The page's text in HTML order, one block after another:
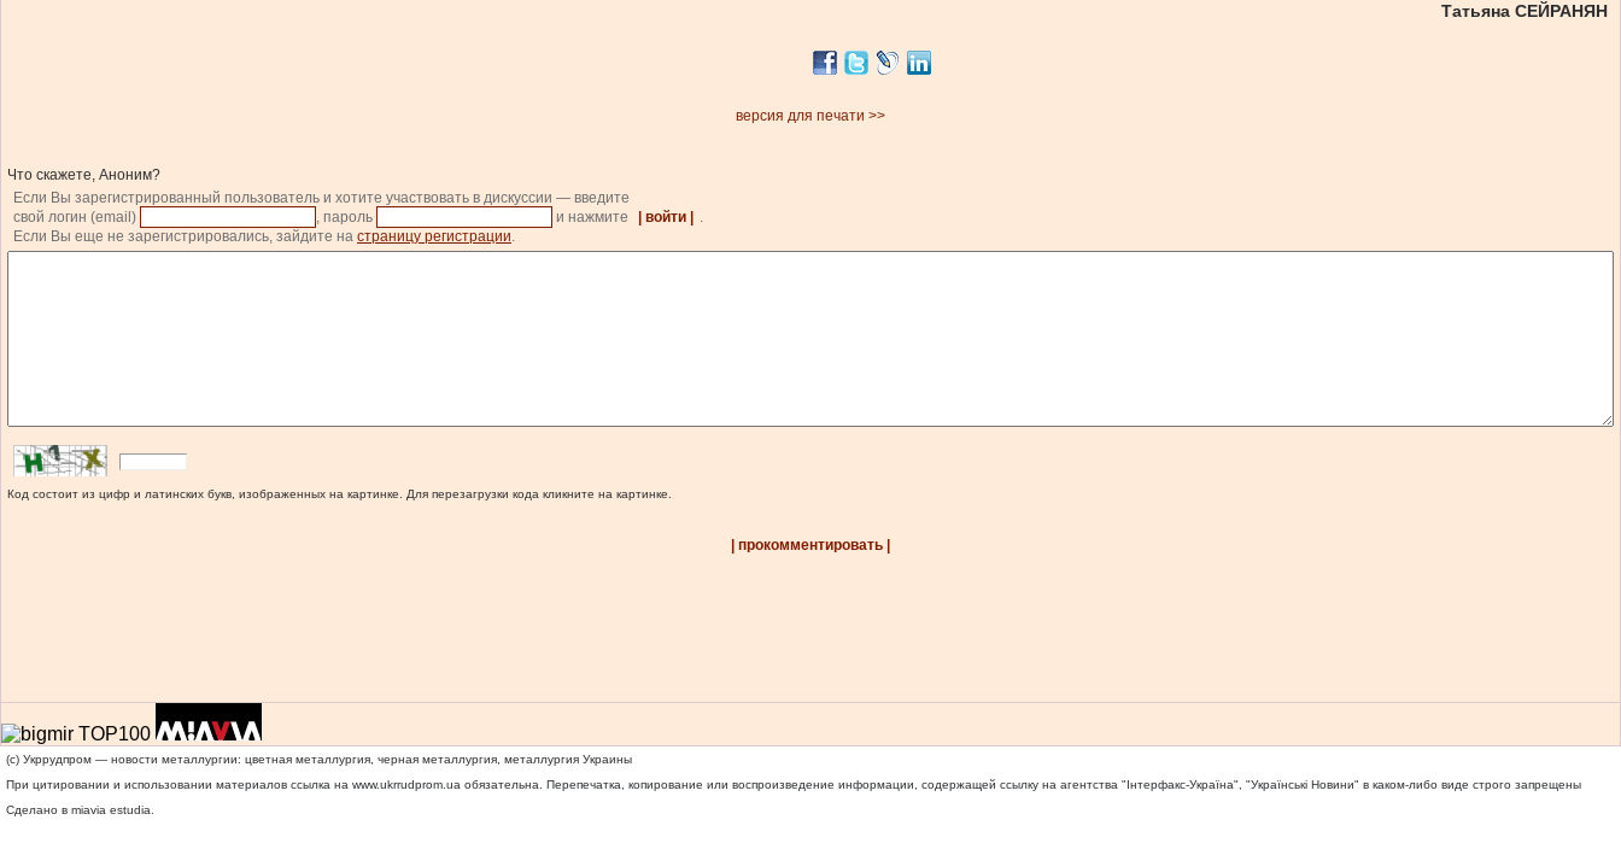
Татьяна СЕЙРАНЯН
версия для печати >>
Что скажете, Аноним?
Если Вы зарегистрированный пользователь и хотите участвовать в дискуссии — введите
свой логин (email)
, пароль и нажмите | войти |
.
Если Вы еще не зарегистрировались, зайдите на страницу регистрации.
Код состоит из цифр и латинских букв, изображенных на картинке. Для перезагрузки кода кликните на картинке.
| прокомментировать |
(c) Укррудпром — новости металлургии: цветная металлургия, черная металлургия, металлургия Украины
При цитировании и использовании материалов ссылка на www.ukrrudprom.ua обязательна. Перепечатка, копирование или воспроизведение информации, содержащей ссылку на агентства "Iнтерфакс-Україна", "Українськi Новини" в каком-либо виде строго запрещены
Сделано в miavia estudia.